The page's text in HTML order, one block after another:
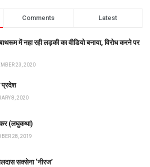
Comments Latest
में नहा रही लड़की का वीडियो बनाया, विरोध करने पर
23, 2020
प्रदेश
8, 2020
(लघुकथा)
28, 2019
सक्सेना ‘नीरज’